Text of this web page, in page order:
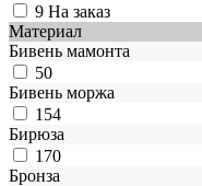
9 На заказ
Материал
Бивень мамонта
50
Бивень моржа
154
Бирюза
170
Бронза